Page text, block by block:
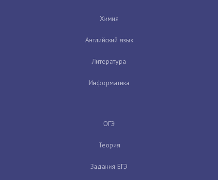
Химия
Английский язык
Литература
Информатика
ОГЭ
Теория
Задания ЕГЭ